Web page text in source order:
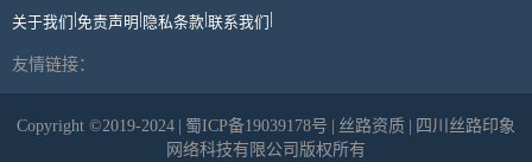
关于我们 免责声明 隐私条款 联系我们
友情链接：
Copyright ©2019-2024 蜀ICP备19039178号 丝路资质
四川丝路印象
网络科技有限公司版权所有